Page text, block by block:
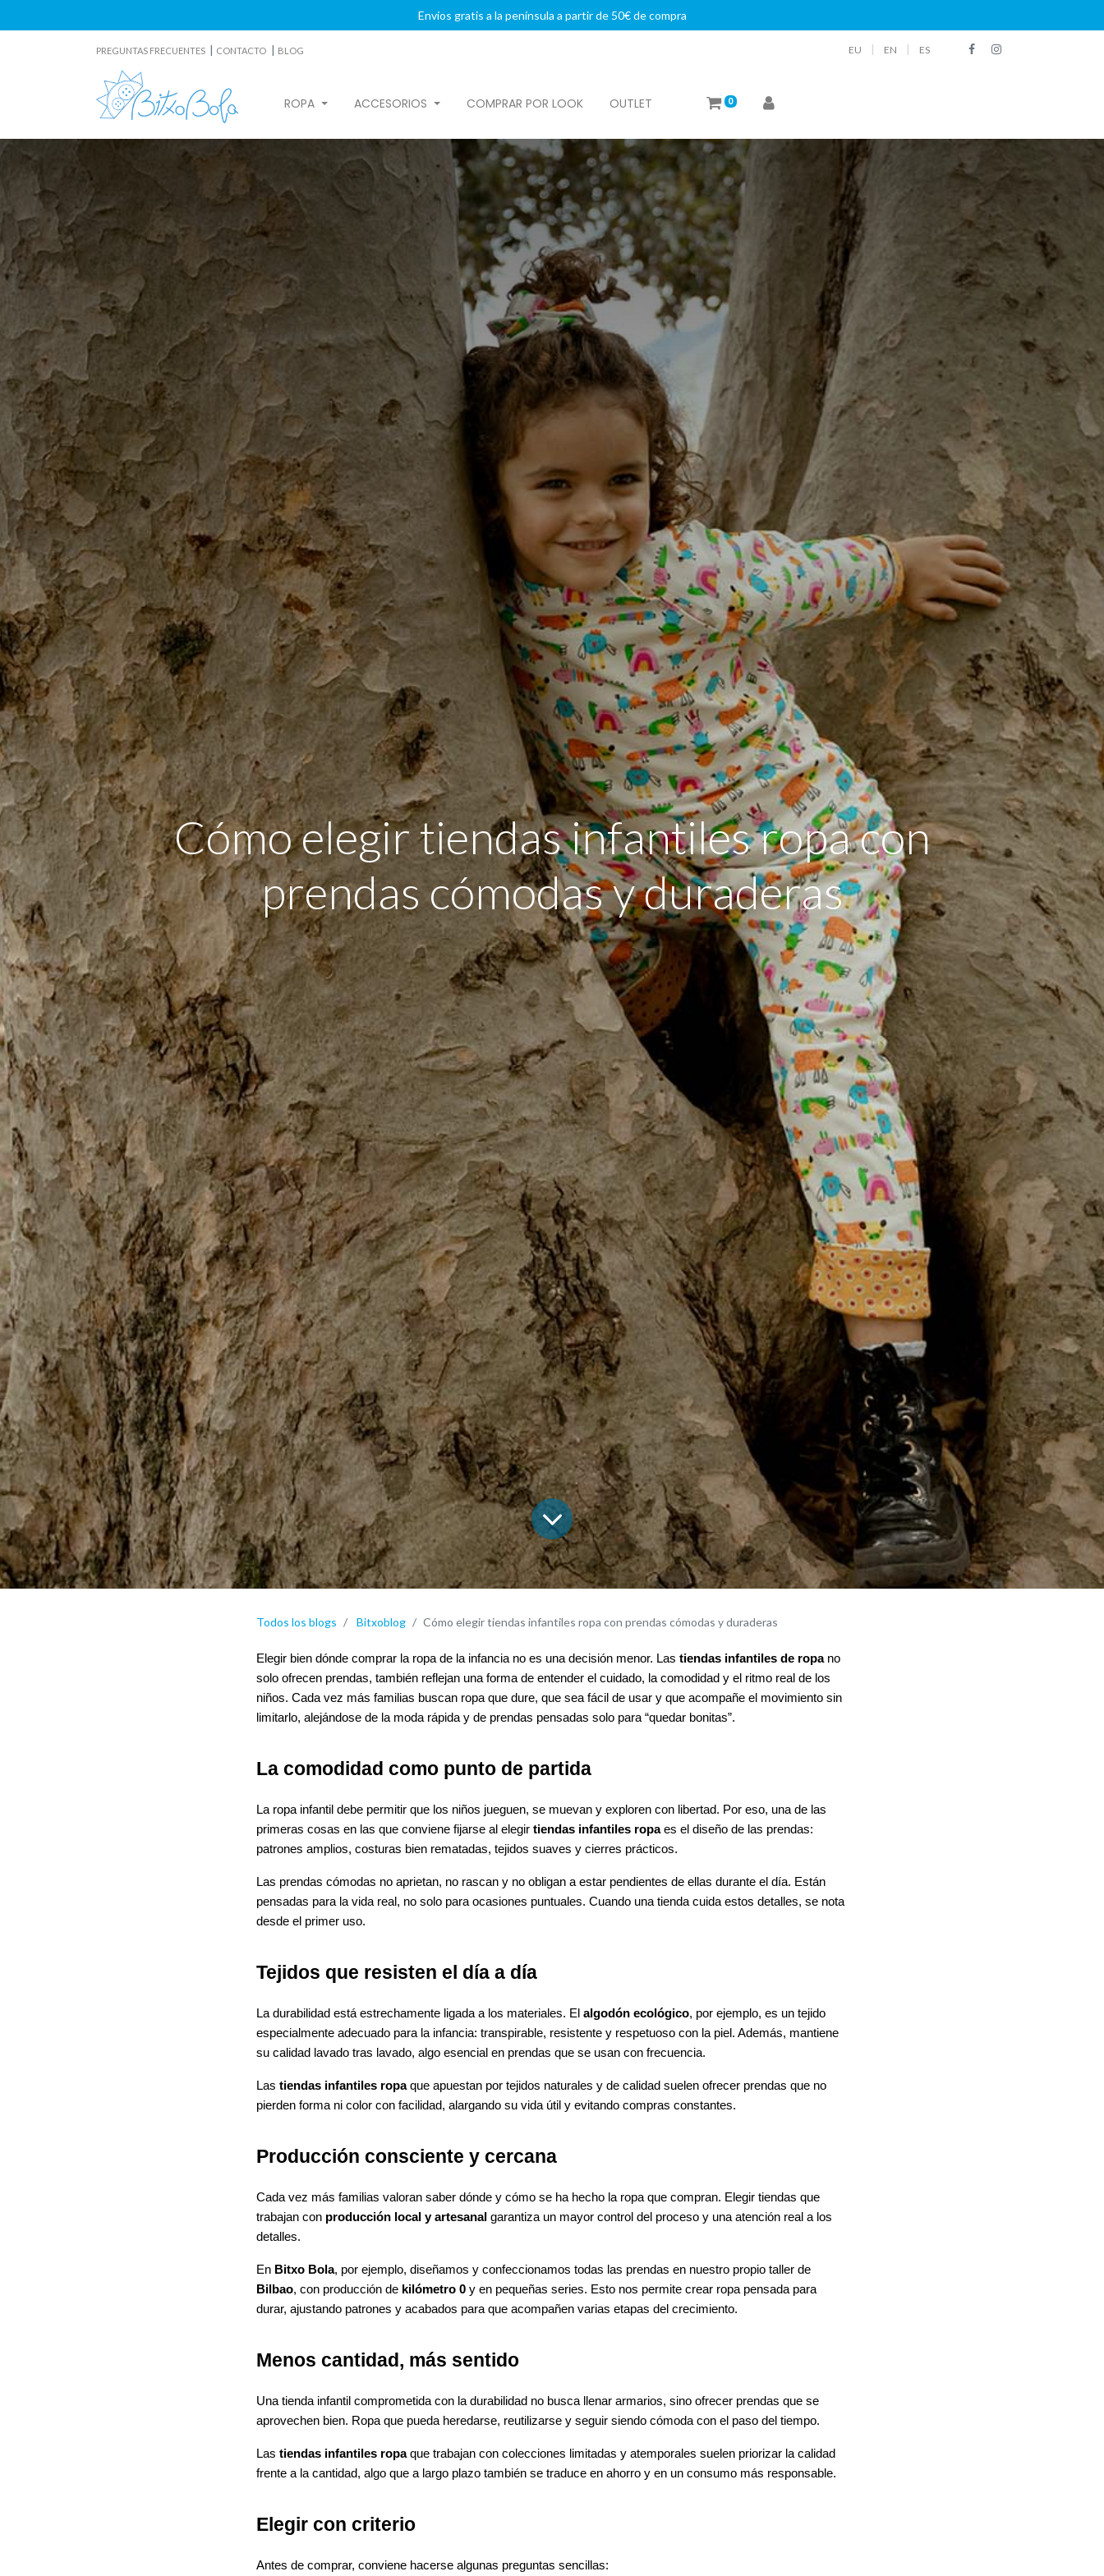
Envíos gratis a la península a partir de 50€ de compra
PREGUNTAS FRECUENTES | CONTACTO | BLOG EU EN ES
ROPA ACCESORIOS COMPRAR POR LOOK OUTLET 0
Cómo elegir tiendas infantiles ropa con
prendas cómodas y duraderas
Todos los blogs Bitxoblog Cómo elegir tiendas infantiles ropa con prendas cómodas y duraderas
Elegir bien dónde comprar la ropa de la infancia no es una decisión menor. Las tiendas infantiles de ropano
solo ofrecen prendas, también reflejan una forma de entender el cuidado, la comodidad y el ritmo real de los
niños. Cada vez más familias buscan ropa que dure, que sea fácil de usar y que acompañe el movimiento sin
limitarlo, alejándose de la moda rápida y de prendas pensadas solo para “quedar bonitas”.
La comodidad como punto de partida
La ropa infantil debe permitir que los niños jueguen, se muevan y exploren con libertad. Por eso, una de las
primeras cosas en las que conviene fijarse al elegir tiendas infantiles ropaes el diseño de las prendas:
patrones amplios, costuras bien rematadas, tejidos suaves y cierres prácticos.
Las prendas cómodas no aprietan, no rascan y no obligan a estar pendientes de ellas durante el día. Están
pensadas para la vida real, no solo para ocasiones puntuales. Cuando una tienda cuida estos detalles, se nota
desde el primer uso.
Tejidos que resisten el día a día
La durabilidad está estrechamente ligada a los materiales. El algodón ecológico, por ejemplo, es un tejido
especialmente adecuado para la infancia: transpirable, resistente y respetuoso con la piel. Además, mantiene
su calidad lavado tras lavado, algo esencial en prendas que se usan con frecuencia.
Las tiendas infantiles ropaque apuestan por tejidos naturales y de calidad suelen ofrecer prendas que no
pierden forma ni color con facilidad, alargando su vida útil y evitando compras constantes.
Producción consciente y cercana
Cada vez más familias valoran saber dónde y cómo se ha hecho la ropa que compran. Elegir tiendas que
trabajan con producción local y artesanal garantiza un mayor control del proceso y una atención real a los
detalles.
En Bitxo Bola, por ejemplo, diseñamos y confeccionamos todas las prendas en nuestro propio taller de
Bilbao, con producción de kilómetro 0 y en pequeñas series. Esto nos permite crear ropa pensada para
durar, ajustando patrones y acabados para que acompañen varias etapas del crecimiento.
Menos cantidad, más sentido
Una tienda infantil comprometida con la durabilidad no busca llenar armarios, sino ofrecer prendas que se
aprovechen bien. Ropa que pueda heredarse, reutilizarse y seguir siendo cómoda con el paso del tiempo.
Las tiendas infantiles ropaque trabajan con colecciones limitadas y atemporales suelen priorizar la calidad
frente a la cantidad, algo que a largo plazo también se traduce en ahorro y en un consumo más responsable.
Elegir con criterio
Antes de comprar, conviene hacerse algunas preguntas sencillas: